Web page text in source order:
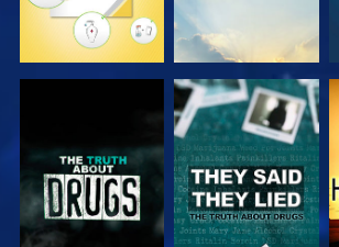
観る